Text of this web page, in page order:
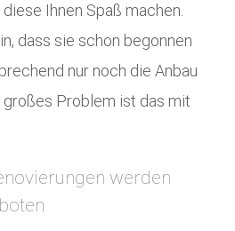
Ihnen Spaß machen.
dass sie schon begonnen
nur noch die Anbau
großes Problem ist das mit
werden